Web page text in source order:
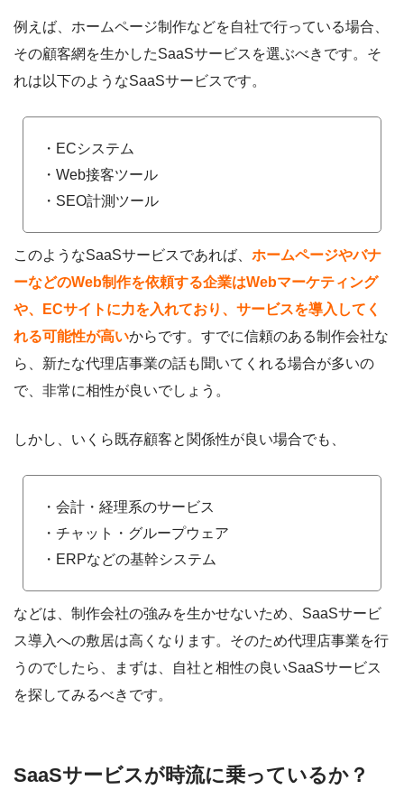
例えば、ホームページ制作などを自社で行っている場合、
その顧客網を生かしたSaaSサービスを選ぶべきです。そ
れは以下のようなSaaSサービスです。
・ECシステム
・Web接客ツール
・SEO計測ツール
このようなSaaSサービスであれば、 ホームページやバナ
ーなどのWeb制作を依頼する企業はWebマーケティング
や、ECサイトに力を入れており、サービスを導入してく
れる可能性が高いからです。すでに信頼のある制作会社な
ら、新たな代理店事業の話も聞いてくれる場合が多いの
で、非常に相性が良いでしょう。
しかし、いくら既存顧客と関係性が良い場合でも、
・会計・経理系のサービス
・チャット・グループウェア
・ERPなどの基幹システム
などは、制作会社の強みを生かせないため、SaaSサービ
ス導入への敷居は高くなります。そのため代理店事業を行
うのでしたら、まずは、自社と相性の良いSaaSサービス
を探してみるべきです。
SaaSサービスが時流に乗っているか？